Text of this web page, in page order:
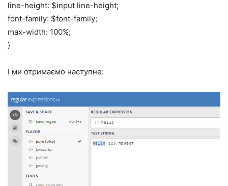
line-height: $input line-height;
font-family: $font-family;
max-width: 100%;
}
І ми отримаємо наступне: